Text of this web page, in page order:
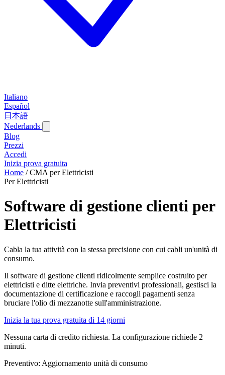
Italiano
Español
日本語
Nederlands
Blog‎
Prezzi
Accedi
Inizia prova gratuita
Home / CMA per Elettricisti
Per Elettricisti
Software di gestione clienti per
Elettricisti
Cabla la tua attività con la stessa precisione con cui cabli un'unità di
consumo.
Il software di gestione clienti ridicolmente semplice costruito per
elettricisti e ditte elettriche. Invia preventivi professionali, gestisci la
documentazione di certificazione e raccogli pagamenti senza
bruciare l'olio di mezzanotte sull'amministrazione.
Inizia la tua prova gratuita di 14 giorni
Nessuna carta di credito richiesta. La configurazione richiede 2
minuti.
Preventivo: Aggiornamento unità di consumo